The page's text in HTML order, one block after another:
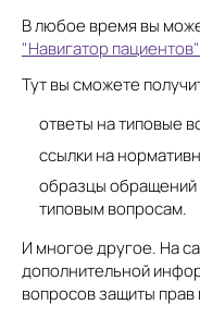
В любое время вы
"Навигатор пациентов"
Тут вы сможете
ответы на типовые
ссылки на
образцы обращений
типовым вопросам.
И многое другое. На
дополнительной
вопросов защиты прав